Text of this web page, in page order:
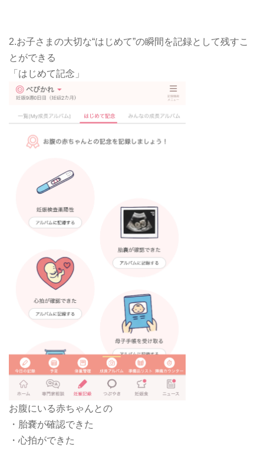
2.お子さまの大切な“はじめて”の瞬間を記録として残すこ
とができる
「はじめて記念」
お腹にいる赤ちゃんとの
・胎嚢が確認できた
・心拍ができた